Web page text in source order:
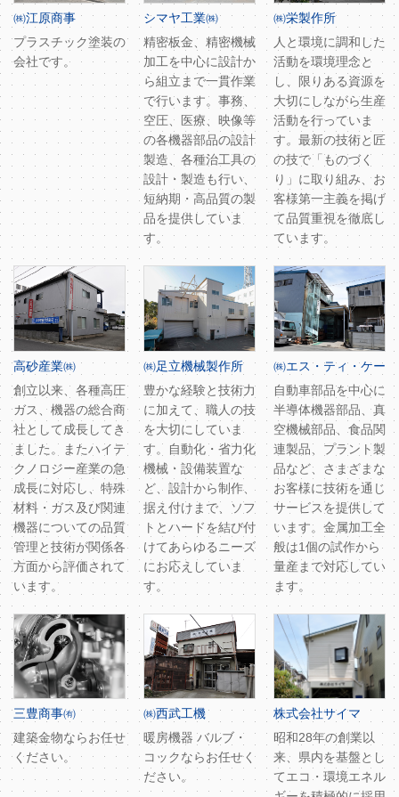
㈱江原商事
プラスチック塗装の
会社です。
シマヤ工業㈱
精密板金、精密機械
加工を中心に設計か
ら組立まで一貫作業
で行います。事務、
空圧、医療、映像等
の各機器部品の設計
製造、各種治工具の
設計・製造も行い、
短納期・高品質の製
品を提供していま
す。
㈱栄製作所
人と環境に調和した
活動を環境理念と
し、限りある資源を
大切にしながら生産
活動を行っていま
す。最新の技術と匠
の技で「ものづく
り」に取り組み、お
客様第一主義を掲げ
て品質重視を徹底し
ています。
高砂産業㈱
創立以来、各種高圧
ガス、機器の総合商
社として成長してき
ました。またハイテ
クノロジー産業の急
成長に対応し、特殊
材料・ガス及び関連
機器についての品質
管理と技術が関係各
方面から評価されて
います。
㈱足立機械製作所
豊かな経験と技術力
に加えて、職人の技
を大切にしていま
す。自動化・省力化
機械・設備装置な
ど、設計から制作、
据え付けまで、ソフ
トとハードを結び付
けてあらゆるニーズ
にお応えしていま
す。
㈱エス・ティ・ケー
自動車部品を中心に
半導体機器部品、真
空機械部品、食品関
連製品、プラント製
品など、さまざまな
お客様に技術を通じ
サービスを提供して
います。金属加工全
般は1個の試作から
量産まで対応してい
ます。
三豊商事㈲
建築金物ならお任せ
ください。
㈱西武工機
暖房機器 バルブ・
コックならお任せく
ださい。
株式会社サイマ
昭和28年の創業以
来、県内を基盤とし
てエコ・環境エネル